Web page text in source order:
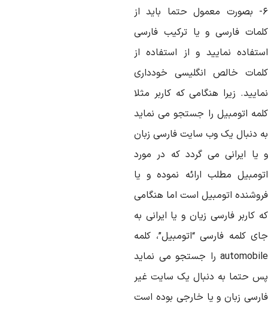
۶- بصورت معمول حتما باید از
فارسی و یا ترکیب فارسی
نمایید و از استفاده از
خالص انگلیسی خودداری
زیرا هنگامی که کاربر مثلا
اتومبیل را جستجو می نماید
دنبال یک وب سایت فارسی زبان
یا ایرانی می گردد که در مورد
مطلب ارائه نموده و یا
اتومبیل است اما هنگامی
کاربر فارسی زیان و یا ایرانی به
کلمه فارسی “اتومبیل”، کلمه
automobile را جستجو می نماید
حتما به دنبال یک سایت غیر
زبان و یا خارجی بوده است